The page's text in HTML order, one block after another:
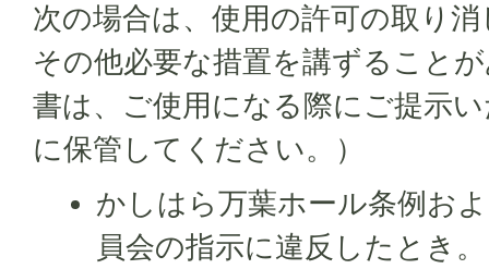
次の場合は、使用の許可の取り
その他必要な措置を講ずること
書は、ご使用になる際にご提示
に保管してください。）
かしはら万葉ホール条例お
員会の指示に違反したとき。